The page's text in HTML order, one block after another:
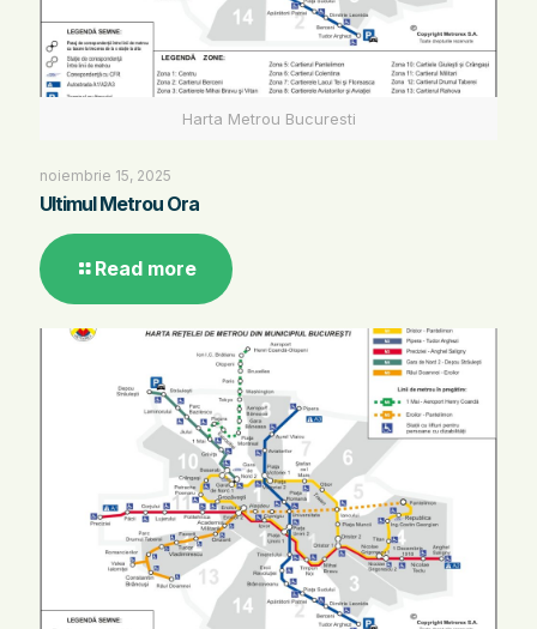
Harta Metrou Bucuresti
noiembrie 15, 2025
Ultimul Metrou Ora
Read more